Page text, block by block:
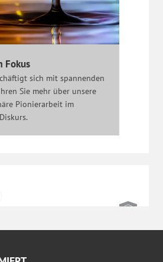
Fokus
sich mit spannenden
Sie mehr über unsere
Pionierarbeit im